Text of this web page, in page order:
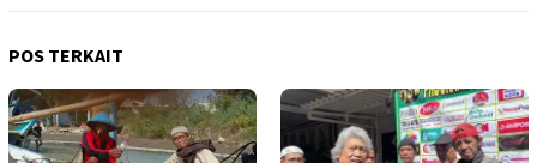
POS TERKAIT